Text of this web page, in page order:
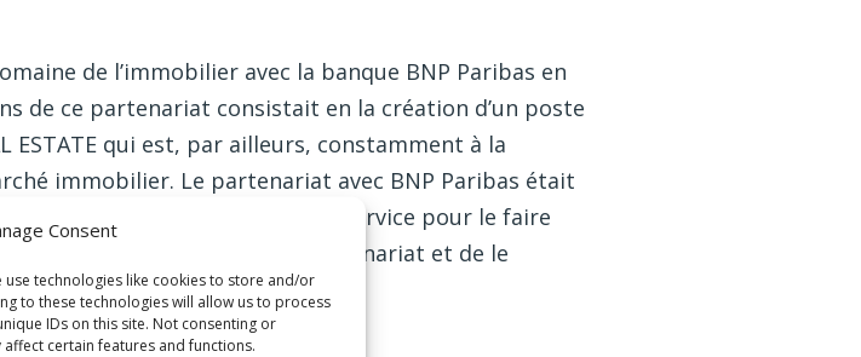
Consent
technologies like cookies to store and/or
to these technologies will allow us to process
IDs on this site. Not consenting or
certain features and functions.
de l’immobilier avec la banque BNP Paribas en
de ce partenariat consistait en la création d’un poste
ESTATE qui est, par ailleurs, constamment à la
immobilier. Le partenariat avec BNP Paribas était
de profiter de ce nouveau service pour le faire
qui est d’honorer notre partenariat et de le
externe.